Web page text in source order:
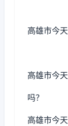
高雄市今
高雄市今
吗？
高雄市今